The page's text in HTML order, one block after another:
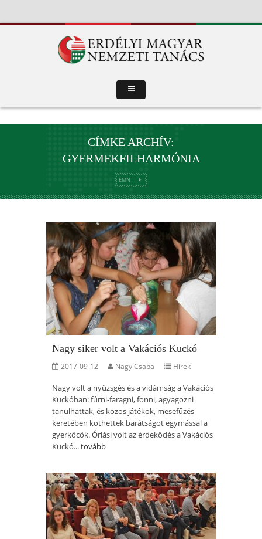
CÍMKE ARCHÍV:
GYERMEKFILHARMÓNIA
EMNT
Nagy siker volt a Vakációs Kuckó
2017-09-12 Nagy Csaba Hírek
Nagy volt a nyüzsgés és a vidámság a Vakációs
Kuckóban: fúrni-faragni, fonni, agyagozni
tanulhattak, és közös játékok, mesefűzés
keretében köthettek barátságot egymással a
gyerkőcök. Óriási volt az érdekődés a Vakációs
Kuckó...tovább